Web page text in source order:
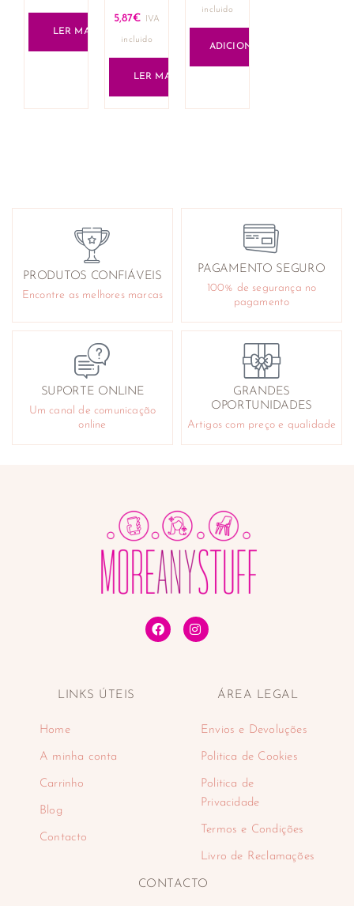
LER MAIS
5,87€ IVA
incluido
LER MAIS
incluido
ADICIONAR
PRODUTOS CONFIÁVEIS
Encontre as melhores marcas
PAGAMENTO SEGURO
100% de segurança no
pagamento
SUPORTE ONLINE
Um canal de comunicação
online
GRANDES
OPORTUNIDADES
Artigos com preço e qualidade
LINKS ÚTEIS
Home
A minha conta
Carrinho
Blog
Contacto
ÁREA LEGAL
Envios e Devoluções
Politica de Cookies
Politica de
Privacidade
Termos e Condições
Livro de Reclamações
CONTACTO